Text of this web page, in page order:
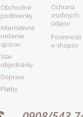
Obchodné
podmienky
Alternatívne
riešenie
sporov
Stav
objednávky
Doprava
Platby
Ochrana
osobných
údajov
Povinnosti
e-shopov